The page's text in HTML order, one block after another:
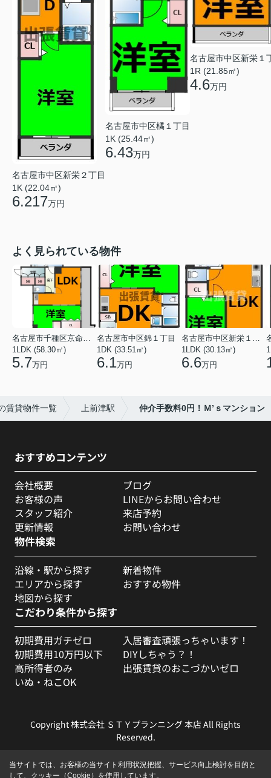
名古屋市中区新栄２丁目
1K (22.04㎡)
6.217万円
名古屋市中区橘１丁目
1K (25.44㎡)
6.43万円
名古屋市中区新栄１
1R (21.85㎡)
4.6万円
よく見られている物件
1LDK (58.30㎡)
5.7万円
名古屋市中区錦１丁目
1DK (33.51㎡)
6.1万円
1LDK (30.13㎡)
6.6万円
賃貸物件一覧 上前津駅 仲介手数料0円！Ｍ’ｓマンション
おすすめコンテンツ
会社概要
お客様の声
スタッフ紹介
更新情報
ブログ
LINEからお問い合わせ
来店予約
お問い合わせ
物件検索
沿線・駅から探す
エリアから探す
地図から探す
新着物件
おすすめ物件
こだわり条件から探す
初期費用ガチゼロ
初期費用10万円以下
高所得者のみ
いぬ・ねこOK
入居審査頑張っちゃいます！
DIYしちゃう？！
出張賃貸のおこづかいゼロ
Copyright 株式会社 ＳＴＹプランニング 本店 All Rights
Reserved.
当サイトでは、お客様の当サイト利用状況把握、サービス向上検討を目的と
して、クッキー（Cookie）を使用しています。